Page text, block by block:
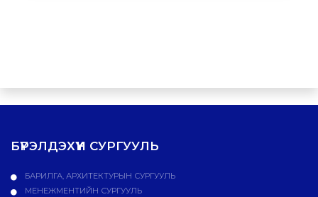
БҮРЭЛДЭХҮҮН СУРГУУЛЬ
БАРИЛГА, АРХИТЕКТУРЫН СУРГУУЛЬ
МЕНЕЖМЕНТИЙН СУРГУУЛЬ